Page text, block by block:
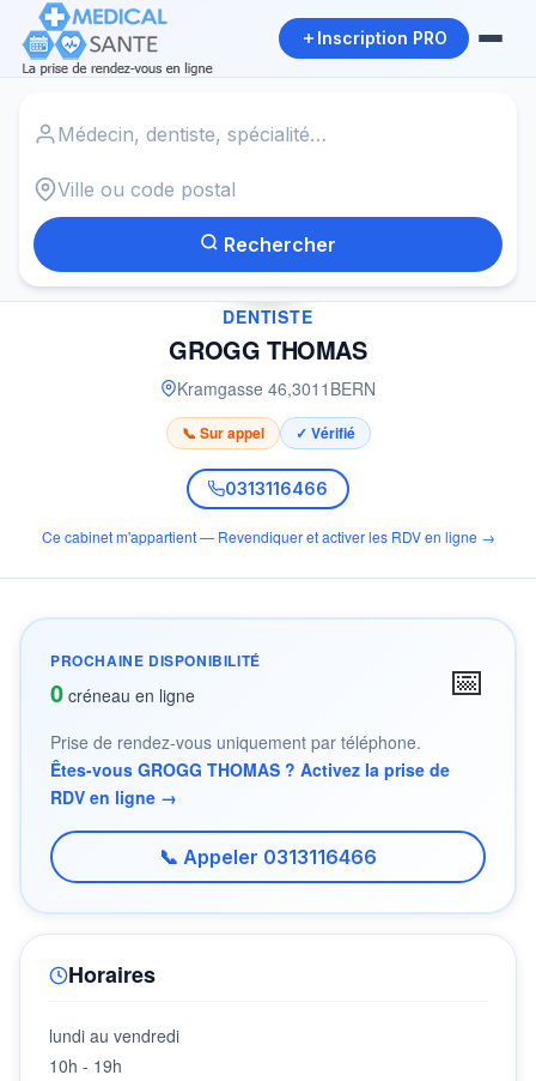
Inscription PRO
Rechercher
✓
DENTISTE
GROGG THOMAS
Kramgasse 46,3011 BERN
📞 Sur appel ✓ Vérifié
0313116466
Ce cabinet m'appartient — Revendiquer et activer les RDV en ligne →
PROCHAINE DISPONIBILITÉ
0 créneau en ligne 📅
Prise de rendez-vous uniquement par téléphone.
Êtes-vous GROGG THOMAS ? Activez la prise de
RDV en ligne →
📞 Appeler 0313116466
Horaires
lundi au vendredi
10h - 19h